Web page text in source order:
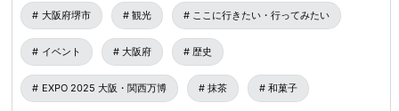
る、要確認 📍場所：さかい利晶の杜 🍵参加費：1,000円
（「椿姫」和菓子付） ✅申込方法：さかい利晶の杜予約サ
イトで事前予約（各回定員20名） （URL:
現代アーティストの茶器は数に限りがあります。 🎁 スペシ
ャルな体験も！※対象の回など詳細は、予約サイトをご確認
大阪府堺市 観光 ここに行きたい・行ってみたい
イベント 大阪府 歴史
EXPO 2025 大阪・関西万博 抹茶 和菓子